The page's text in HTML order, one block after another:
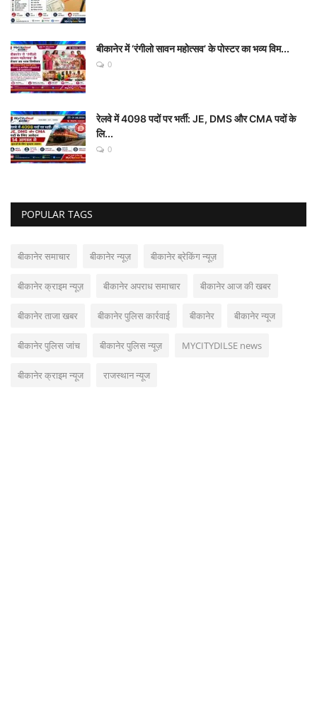
बीकानेर में ‘रंगीलो सावन महोत्सव’ के पोस्टर का भव्य विम...
0
रेलवे में 4098 पदों पर भर्ती: JE, DMS और CMA पदों के
लि...
0
POPULAR TAGS
बीकानेर समाचार बीकानेर न्यूज़ बीकानेर ब्रेकिंग न्यूज़
बीकानेर क्राइम न्यूज़ बीकानेर अपराध समाचार बीकानेर आज की खबर
बीकानेर ताजा खबर बीकानेर पुलिस कार्रवाई बीकानेर बीकानेर न्यूज
बीकानेर पुलिस जांच बीकानेर पुलिस न्यूज़ MYCITYDILSE news
बीकानेर क्राइम न्यूज राजस्थान न्यूज